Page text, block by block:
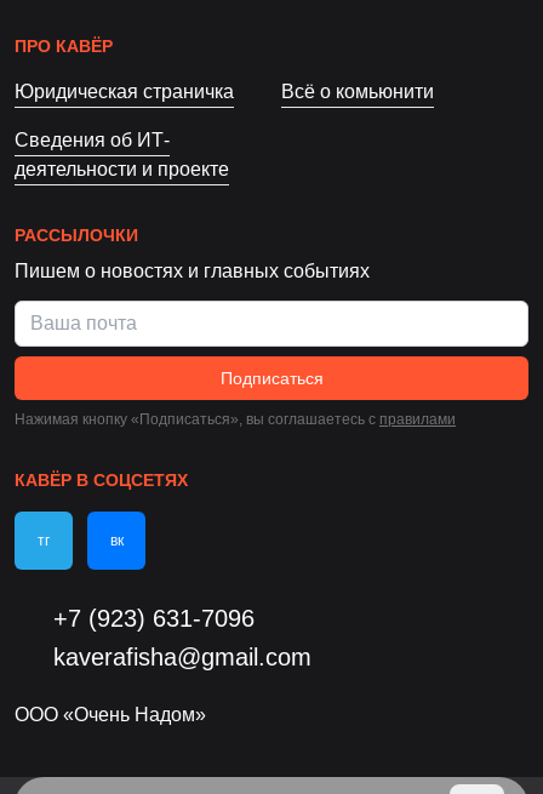
ПРО КАВЁР
Юридическая страничка Всё о комьюнити
Сведения об ИТ-
деятельности и проекте
РАССЫЛОЧКИ
Пишем о новостях и главных событиях
Подписаться
Нажимая кнопку «Подписаться», вы соглашаетесь c правилами
КАВЁР В СОЦСЕТЯХ
тг вк
+7 (923) 631-7096
kaverafisha@gmail.com
ООО «Очень Надом»